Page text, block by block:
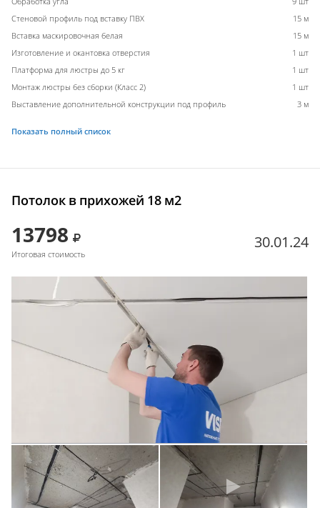
Стеновой профиль под вставку ПВХ
15 м
Вставка маскировочная белая
15 м
Изготовление и окантовка отверстия
1 шт
Платформа для люстры до 5 кг
1 шт
Монтаж люстры без сборки (Класс 2)
1 шт
Выставление дополнительной конструкции под профиль
3 м
Показать полный список
Потолок в прихожей 18 м2
13798
Итоговая стоимость
30.01.24